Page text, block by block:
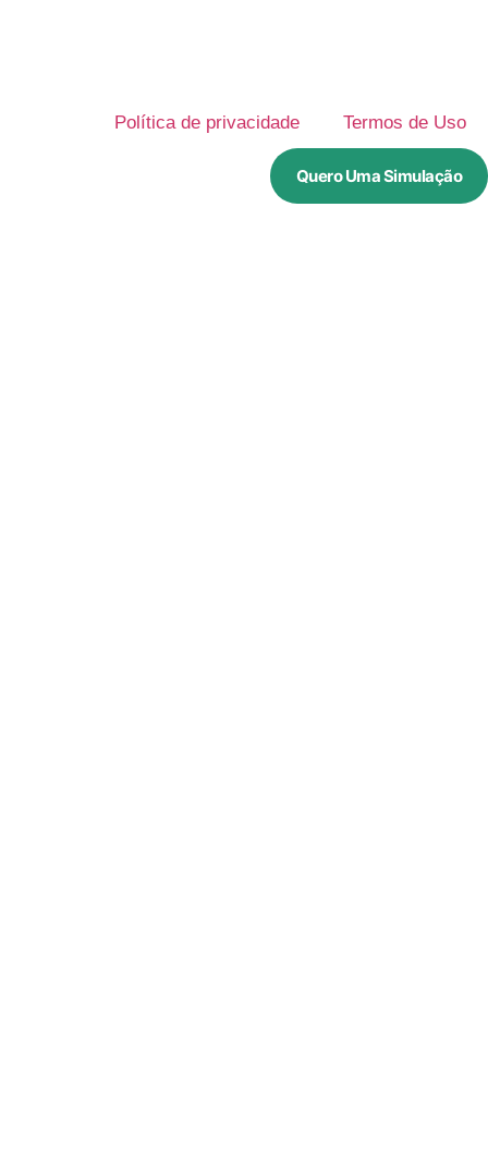
Política de privacidade Termos de Uso
Quero Uma Simulação